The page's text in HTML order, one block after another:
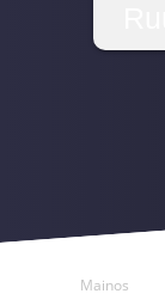
Mainos